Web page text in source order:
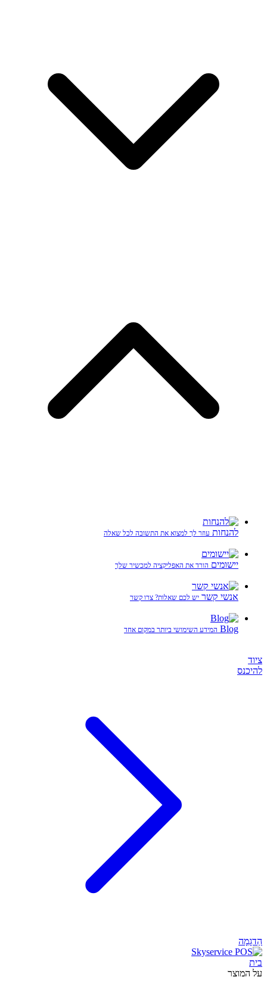
להנחות עוזר לך למצוא את התשובה לכל שאלה
יישומים הורד את האפליקציה למכשיר שלך
אנשי קשר יש לכם שאלות? צרו קשר
Blog המידע השימושי ביותר במקום אחד
ציוד
להיכנס
הַדגָמָה
בית
על המוצר